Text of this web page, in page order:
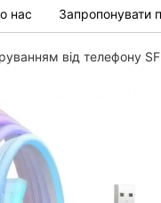
нас Запропонувати
від телефону